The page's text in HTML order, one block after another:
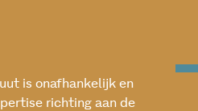
is onafhankelijk en
richting aan de